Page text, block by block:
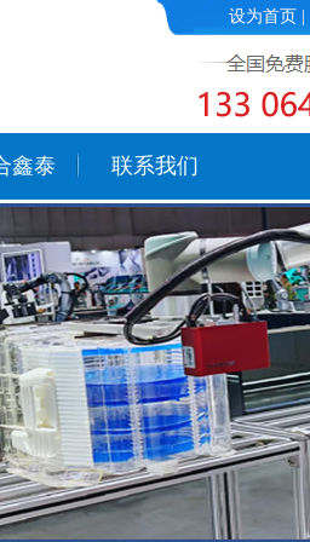
设为首页
鑫泰 联系我们